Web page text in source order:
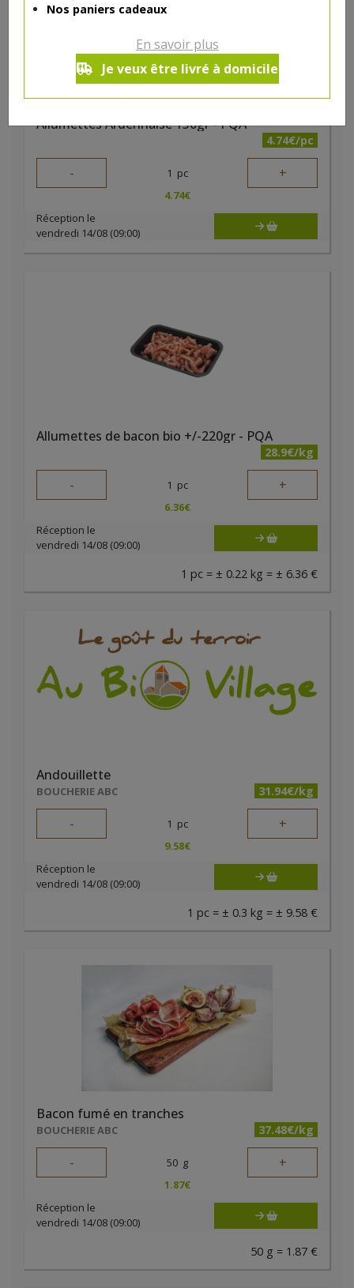
Nos paniers cadeaux
En savoir plus
Je veux être livré à domicile
Allumettes Ardennaise 150gr - PQA
4.74€/pc
- 1 pc +
4.74€
Réception le
vendredi 14/08 (09:00)
Allumettes de bacon bio +/-220gr - PQA
28.9€/kg
- 1 pc +
6.36€
Réception le
vendredi 14/08 (09:00)
1 pc = ± 0.22 kg = ± 6.36 €
Andouillette
BOUCHERIE ABC 31.94€/kg
- 1 pc +
9.58€
Réception le
vendredi 14/08 (09:00)
1 pc = ± 0.3 kg = ± 9.58 €
Bacon fumé en tranches
BOUCHERIE ABC 37.48€/kg
- 50 g +
1.87€
Réception le
vendredi 14/08 (09:00)
50 g = 1.87 €